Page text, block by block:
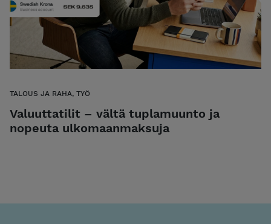
TALOUS JA RAHA, TYÖ
Valuuttatilit – vältä tuplamuunto ja
nopeuta ulkomaanmaksuja